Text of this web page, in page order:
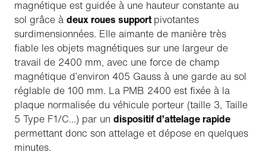
magnétique est guidée à une hauteur constante au
sol grâce à deux roues supportpivotantes
surdimensionnées. Elle aimante de manière très
fiable les objets magnétiques sur une largeur de
travail de 2400 mm, avec une force de champ
magnétique d’environ 405 Gauss à une garde au sol
réglable de 100 mm. La PMB 2400 est fixée à la
plaque normalisée du véhicule porteur (taille 3, Taille
5 Type F1/C...) par un dispositif d’attelage rapide
permettant donc son attelage et dépose en quelques
minutes.